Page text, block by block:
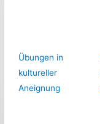
Übungen in
kultureller
Aneignung